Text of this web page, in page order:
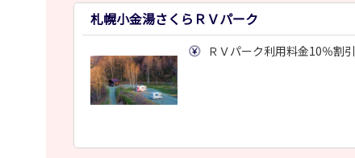
札幌小金湯さくらＲＶパーク
ＲＶパーク利用料金10％割引